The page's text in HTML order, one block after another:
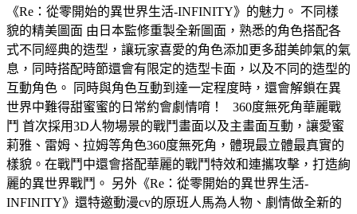
《Re：從零開始的異世界生活-INFINITY》的魅力。 不同樣
貌的精美圖面 由日本監修重製全新圖面，熟悉的角色搭配各
式不同經典的造型，讓玩家喜愛的角色添加更多甜美帥氣的氣
息，同時搭配時節還會有限定的造型卡面，以及不同的造型的
互動角色。 同時與角色互動到達一定程度時，還會解鎖在異
世界中難得甜蜜蜜的日常約會劇情唷！ 360度無死角華麗戰
鬥 首次採用3D人物場景的戰鬥畫面以及主畫面互動，讓愛蜜
莉雅、雷姆、拉姆等角色360度無死角，體現最立體最真實的
樣貌。在戰鬥中還會搭配華麗的戰鬥特效和連攜攻擊，打造絢
麗的異世界戰鬥。 另外《Re：從零開始的異世界生活-
INFINITY》還特邀動漫cv的原班人馬為人物、劇情做全新的